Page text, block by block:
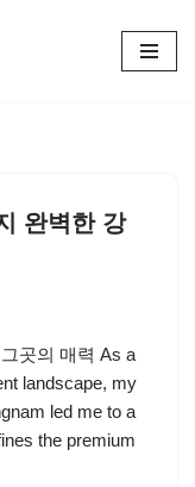
완벽한 강
곳의 매력 As a
landscape, my
led me to a
the premium